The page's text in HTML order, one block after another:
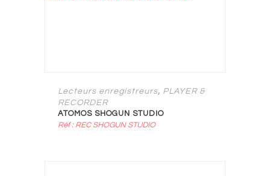
Lecteurs enregistreurs, PLAYER &
RECORDER
ATOMOS SHOGUN STUDIO
Réf : REC SHOGUN STUDIO